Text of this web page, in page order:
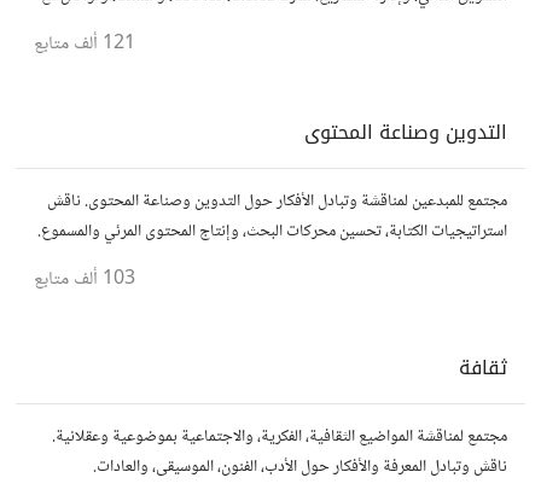
121 ألف متابع
التدوين وصناعة المحتوى
مجتمع للمبدعين لمناقشة وتبادل الأفكار حول التدوين وصناعة المحتوى. ناقش
استراتيجيات الكتابة، تحسين محركات البحث، وإنتاج المحتوى المرئي والمسموع.
103 ألف متابع
ثقافة
مجتمع لمناقشة المواضيع الثقافية، الفكرية، والاجتماعية بموضوعية وعقلانية.
ناقش وتبادل المعرفة والأفكار حول الأدب، الفنون، الموسيقى، والعادات.